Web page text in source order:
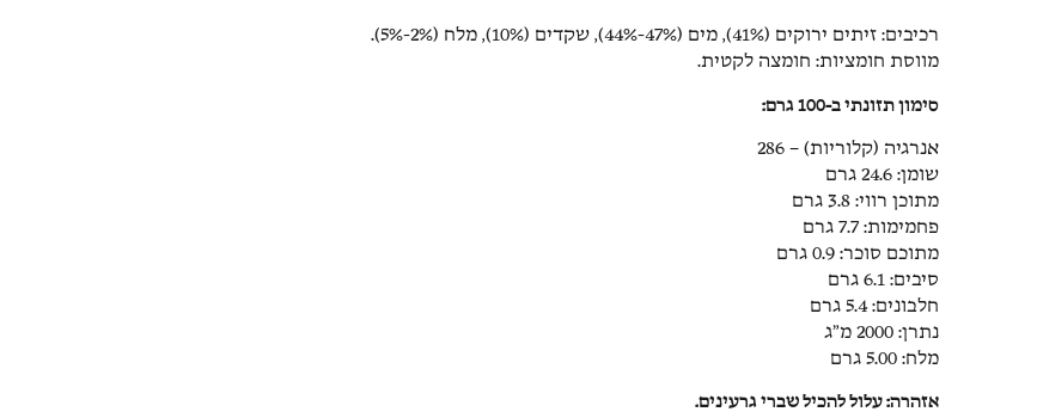
רכיבים: זיתים ירוקים (41%), מים (47%-44%), שקדים (10%), מלח (2%-5%).
מווסת חומציות: חומצה לקטית.
סימון תזונתי ב-100 גרם:
אנרגיה (קלוריות) – 286
שומן: 24.6 גרם
מתוכן רווי: 3.8 גרם
פחמימות: 7.7 גרם
מתוכם סוכר: 0.9 גרם
סיבים: 6.1 גרם
חלבונים: 5.4 גרם
נתרן: 2000 מ״ג
מלח: 5.00 גרם
אזהרה: עלול להכיל שברי גרעינים.